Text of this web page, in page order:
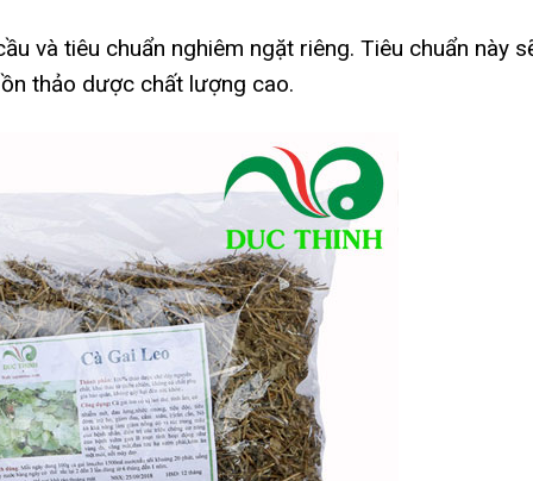
và tiêu chuẩn nghiêm ngặt riêng. Tiêu chuẩn này
thảo dược chất lượng cao.